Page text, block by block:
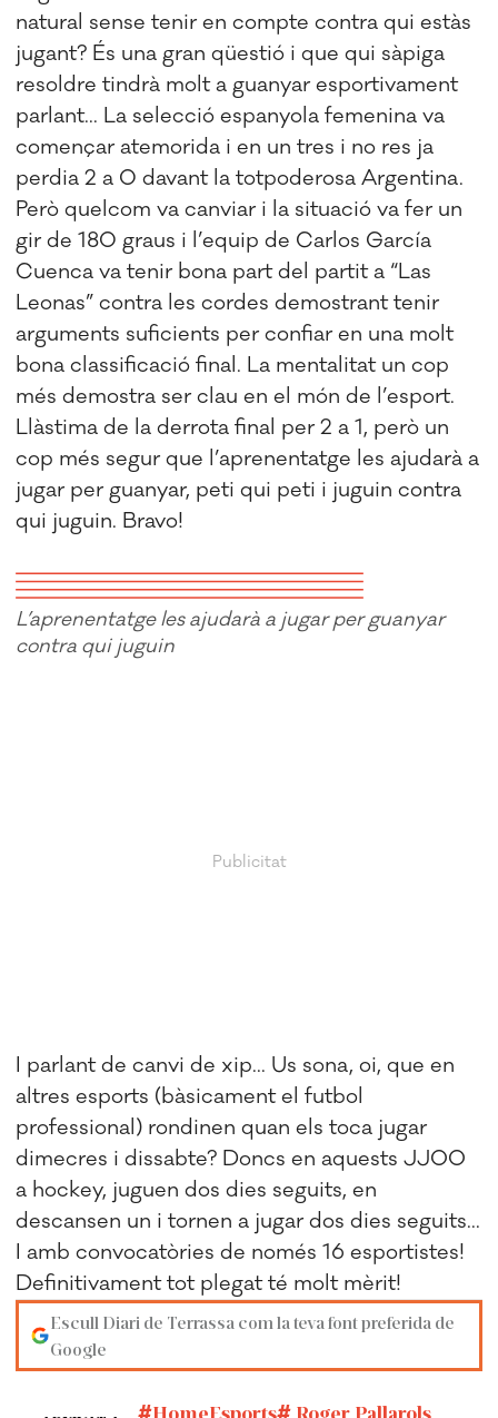
natural sense tenir en compte contra qui estàs
jugant? És una gran qüestió i que qui sàpiga
resoldre tindrà molt a guanyar esportivament
parlant... La selecció espanyola femenina va
començar atemorida i en un tres i no res ja
perdia 2 a 0 davant la totpoderosa Argentina.
Però quelcom va canviar i la situació va fer un
gir de 180 graus i l’equip de Carlos García
Cuenca va tenir bona part del partit a “Las
Leonas” contra les cordes demostrant tenir
arguments suficients per confiar en una molt
bona classificació final. La mentalitat un cop
més demostra ser clau en el món de l’esport.
Llàstima de la derrota final per 2 a 1, però un
cop més segur que l’aprenentatge les ajudarà a
jugar per guanyar, peti qui peti i juguin contra
qui juguin. Bravo!
L’aprenentatge les ajudarà a jugar per guanyar
contra qui juguin
I parlant de canvi de xip... Us sona, oi, que en
altres esports (bàsicament el futbol
professional) rondinen quan els toca jugar
dimecres i dissabte? Doncs en aquests JJOO
a hockey, juguen dos dies seguits, en
descansen un i tornen a jugar dos dies seguits...
I amb convocatòries de només 16 esportistes!
Definitivament tot plegat té molt mèrit!
Escull Diari de Terrassa com la teva font preferida de
Google
HomeEsports Roger Pallarols